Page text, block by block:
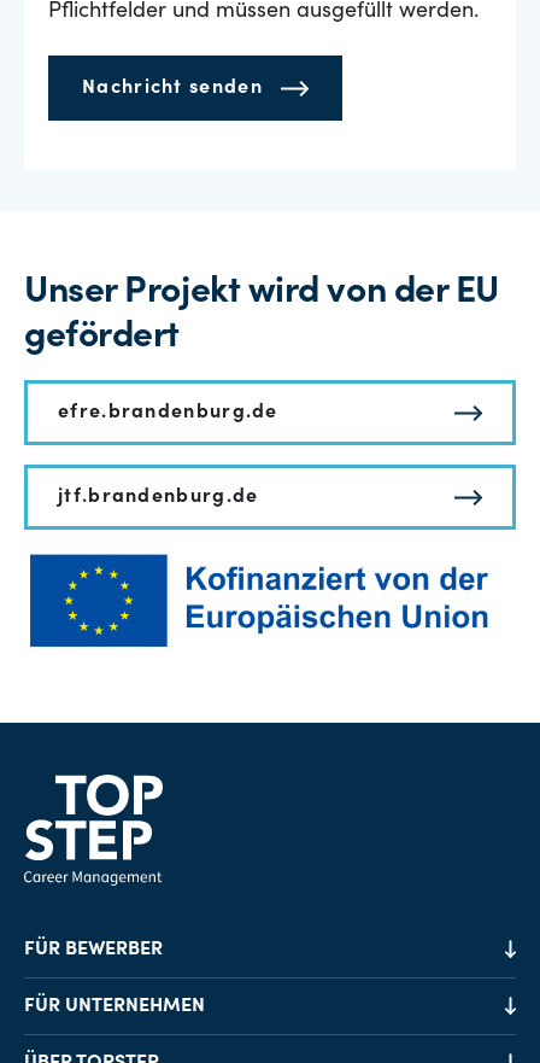
Pflichtfelder und müssen ausgefüllt werden.
Nachricht senden
Unser Projekt wird von der EU
gefördert
efre.brandenburg.de
jtf.brandenburg.de
FÜR BEWERBER
Job-Finder
Karriereberatung
FÜR UNTERNEHMEN
Personalvermittlung